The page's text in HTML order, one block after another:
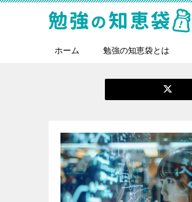
ホーム 勉強の知恵袋とは